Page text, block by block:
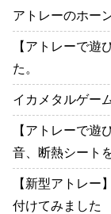
アトレーのホー
【アトレーで
た。
イカメタルゲー
【アトレーで遊
音、断熱シート
【新型アトレー
付けてみました